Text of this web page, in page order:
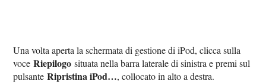
Una volta aperta la schermata di gestione di iPod, clicca sulla
voceRiepilogosituata nella barra laterale di sinistra e premi sul
pulsanteRipristina iPod…, collocato in alto a destra.